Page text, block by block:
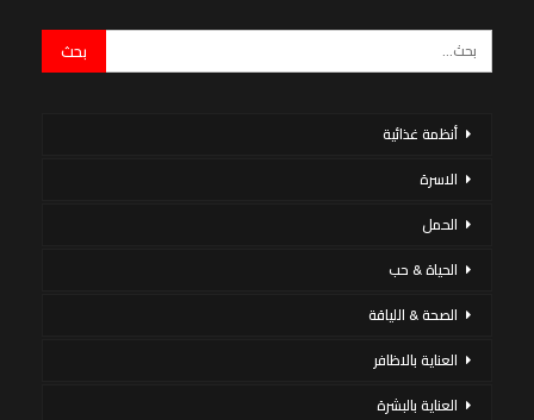
أنظمة غذائية
الاسرة
الحمل
الحياة & حب
الصحة & اللياقة
العناية بالاظافر
العناية بالبشرة